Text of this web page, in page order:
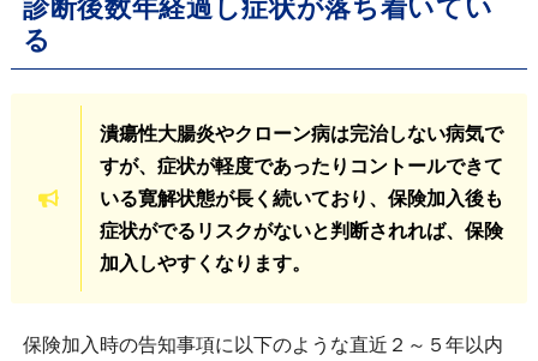
診断後数年経過し症状が落ち着いてい
る
潰瘍性大腸炎やクローン病は完治しない病気で
すが、症状が軽度であったりコントールできて
いる寛解状態が長く続いており、保険加入後も
症状がでるリスクがないと判断されれば、保険
加入しやすくなります。
保険加入時の告知事項に以下のような直近２～５年以内